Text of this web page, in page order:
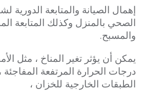
إهمال الصيانة والمتابعة الدورية
الصحي بالمنزل وكذلك المتابعة
والمسبح.
يمكن أن يؤثر تغير المناخ ، مثل
درجات الحرارة المرتفعة
الطبقات الخارجية للخزان ،